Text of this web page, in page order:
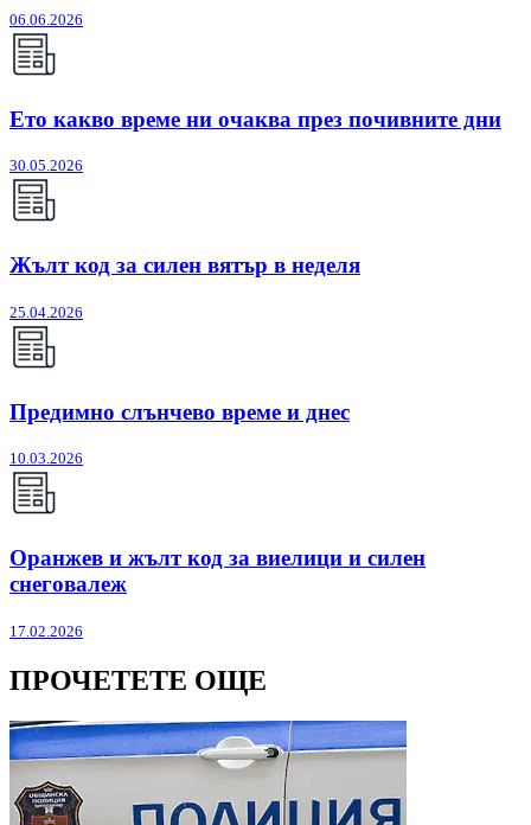
06.06.2026
Ето какво време ни очаква през почивните дни
30.05.2026
Жълт код за силен вятър в неделя
25.04.2026
Предимно слънчево време и днес
10.03.2026
Оранжев и жълт код за виелици и силен
снеговалеж
17.02.2026
ПРОЧЕТЕТЕ ОЩЕ